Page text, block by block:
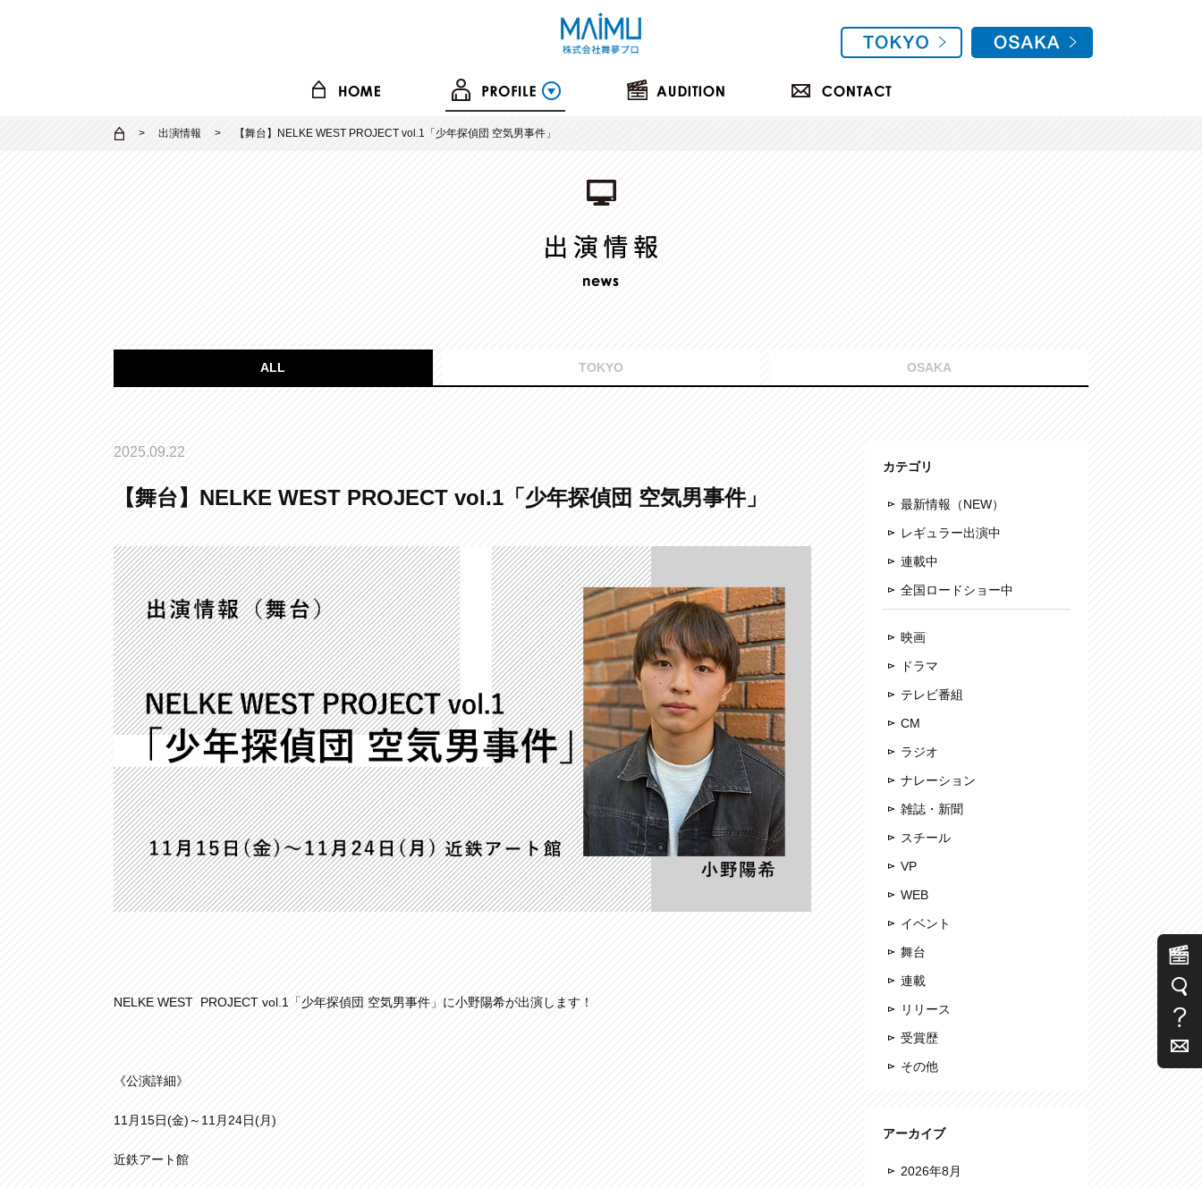
出演情報 【舞台】NELKE WEST PROJECT vol.1「少年探偵団 空気男事件」
ALL TOKYO OSAKA
2025.09.22
【舞台】NELKE WEST PROJECT vol.1「少年探偵団 空気男事件」
NELKE WEST PROJECT vol.1「少年探偵団 空気男事件」に小野陽希が出演します！
《公演詳細》
11月15日(金)～11月24日(月)
近鉄アート館
カテゴリ
最新情報（NEW）
レギュラー出演中
連載中
全国ロードショー中
映画
ドラマ
テレビ番組
CM
ラジオ
ナレーション
雑誌・新聞
スチール
VP
WEB
イベント
舞台
連載
リリース
受賞歴
その他
アーカイブ
2026年8月